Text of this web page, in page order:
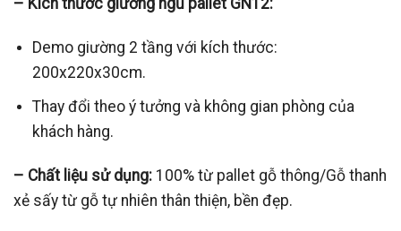
– Kích thước giường ngủ pallet GN12:
Demo giường 2 tầng với kích thước:
200x220x30cm.
Thay đổi theo ý tưởng và không gian phòng của
khách hàng.
– Chất liệu sử dụng: 100% từ pallet gỗ thông/Gỗ thanh
xẻ sấy từ gỗ tự nhiên thân thiện, bền đẹp.